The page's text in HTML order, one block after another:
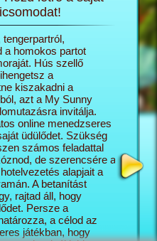
a homokos partot
Hús szellő
a
kiszakadni a
azt a My Sunny
invitálja.
online menedzseres
üdülődet. Szükség
számos feladattal
de szerencsére a
alapjait a
A betanítást
rajtad áll, hogy
Persze a
a célod az
játékban, hogy
A My
saját
mégis